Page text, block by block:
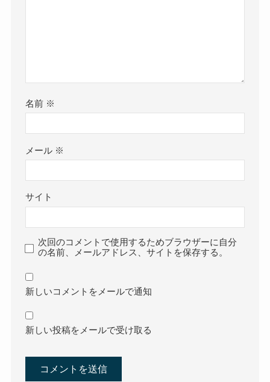
名前 ※
メール ※
サイト
次回のコメントで使用するためブラウザーに自分
の名前、メールアドレス、サイトを保存する。
新しいコメントをメールで通知
新しい投稿をメールで受け取る